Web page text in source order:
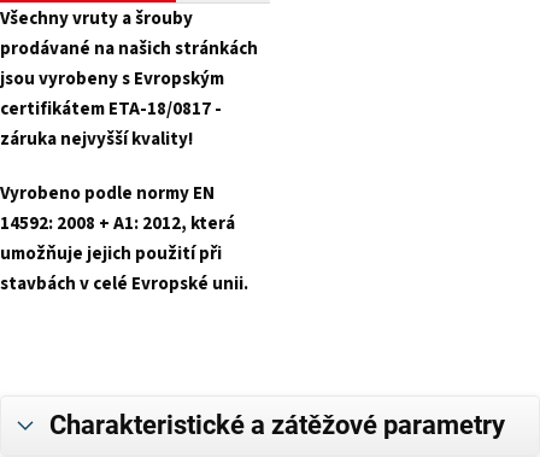
Všechnyvruty ašrouby
prodávané na našich stránkách
jsou vyrobeny s Evropským
certifikátem ETA-18/0817 -
záruka nejvyšší kvality!
Vyrobeno podle normy EN
14592: 2008 + A1: 2012, která
umožňuje jejich použití při
stavbách v celé Evropské unii.
Charakteristické a zátěžové parametry